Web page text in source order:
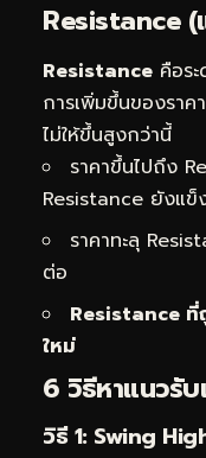
Resistance (
Resistance คือร
การเพิ่มขึ้นของราค
ไม่ให้ขึ้นสูงกว่านี้
ราคาขึ้นไปถึง
Resistance ยังแข็
ราคาทะลุ
ต่อ
Resistance ที่
ใหม่
6 วิธีหาแนวรั
วิธี 1: Swing